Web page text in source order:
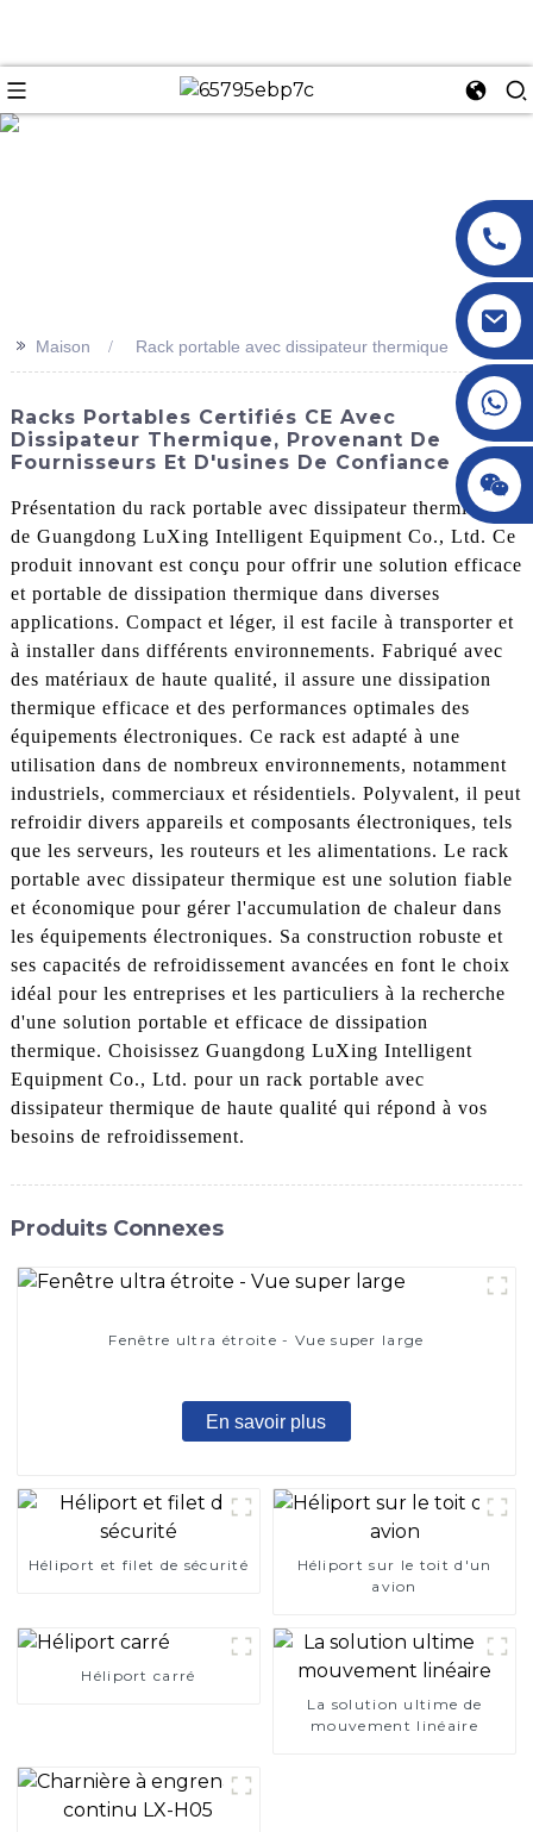
>> Maison Rack portable avec dissipateur thermique
Racks Portables Certifiés CE Avec
Dissipateur Thermique, Provenant De
Fournisseurs Et D'usines De Confiance
Présentation du rack portable avec dissipateur thermique
de Guangdong LuXing Intelligent Equipment Co., Ltd. Ce
produit innovant est conçu pour offrir une solution efficace
et portable de dissipation thermique dans diverses
applications. Compact et léger, il est facile à transporter et
à installer dans différents environnements. Fabriqué avec
des matériaux de haute qualité, il assure une dissipation
thermique efficace et des performances optimales des
équipements électroniques. Ce rack est adapté à une
utilisation dans de nombreux environnements, notamment
industriels, commerciaux et résidentiels. Polyvalent, il peut
refroidir divers appareils et composants électroniques, tels
que les serveurs, les routeurs et les alimentations. Le rack
portable avec dissipateur thermique est une solution fiable
et économique pour gérer l'accumulation de chaleur dans
les équipements électroniques. Sa construction robuste et
ses capacités de refroidissement avancées en font le choix
idéal pour les entreprises et les particuliers à la recherche
d'une solution portable et efficace de dissipation
thermique. Choisissez Guangdong LuXing Intelligent
Equipment Co., Ltd. pour un rack portable avec
dissipateur thermique de haute qualité qui répond à vos
besoins de refroidissement.
Produits Connexes
Fenêtre ultra étroite - Vue super large
En savoir plus
Héliport et filet de sécurité
Héliport sur le toit d'un
avion
Héliport carré
La solution ultime de
mouvement linéaire